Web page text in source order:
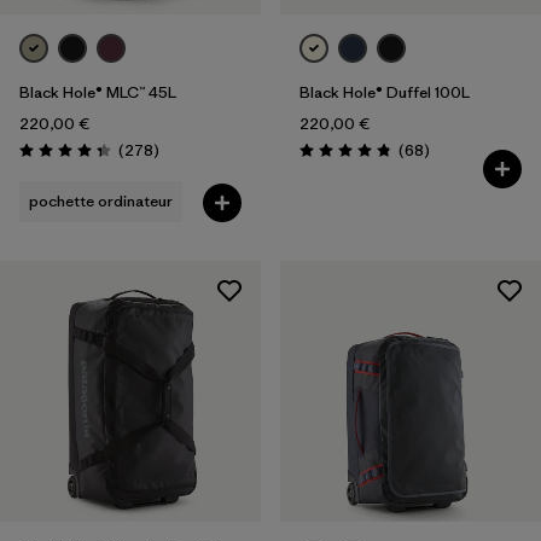
Black Hole® MLC™ 45L
220,00 €
Évaluation: 4.4 / 5
(278Avis
)
pochette ordinateur
Black Hole® Duffel 100L
220,00 €
Évaluation: 4.8 / 5
(68Avis
)